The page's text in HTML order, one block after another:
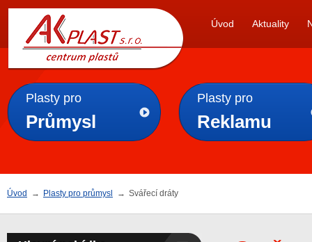
AKPLAST s.r.o.
Úvod Aktuality
Plasty pro
Průmysl
Plasty pro
Reklamu
Úvod → Plasty pro průmysl → Svářecí dráty